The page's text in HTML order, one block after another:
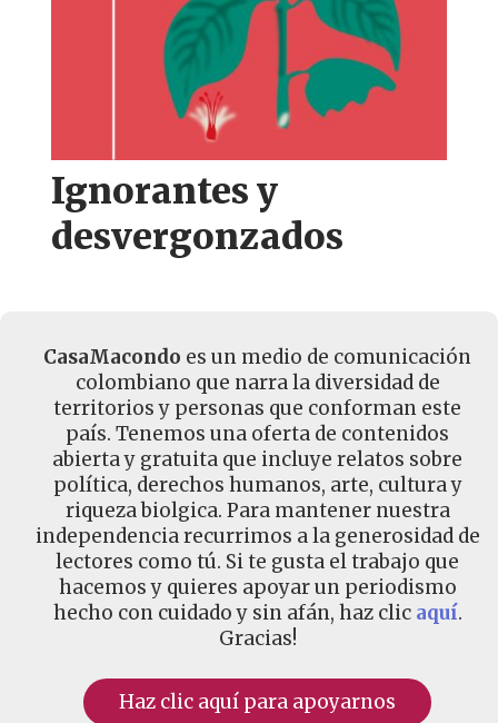
Ignorantes y
desvergonzados
CasaMacondo es un medio de comunicación
colombiano que narra la diversidad de
territorios y personas que conforman este
país. Tenemos una oferta de contenidos
abierta y gratuita que incluye relatos sobre
política, derechos humanos, arte, cultura y
riqueza biolgica. Para mantener nuestra
independencia recurrimos a la generosidad de
lectores como tú. Si te gusta el trabajo que
hacemos y quieres apoyar un periodismo
hecho con cuidado y sin afán, haz clic aquí.
Gracias!
Haz clic aquí para apoyarnos